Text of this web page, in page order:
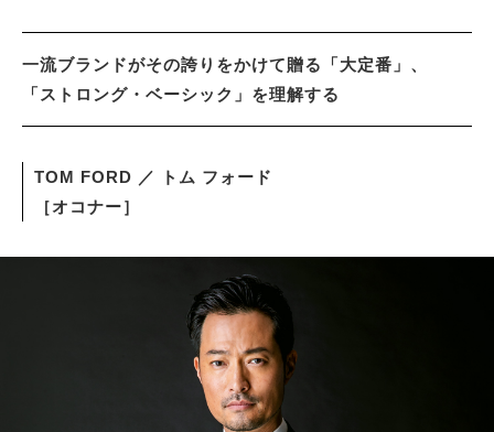
一流ブランドがその誇りをかけて贈る「大定番」、
「ストロング・ベーシック」を理解する
TOM FORD ／ トム フォード
［オコナー］
MAGAZINE